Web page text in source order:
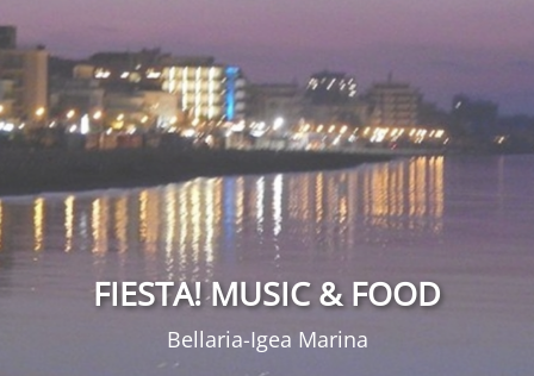
FIESTA! MUSIC & FOOD
Bellaria-Igea Marina